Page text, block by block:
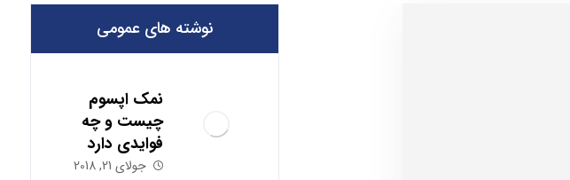
نوشته های عمومی
نمک اپسوم
چیست و چه
فوایدی دارد
جولای 21, 2018